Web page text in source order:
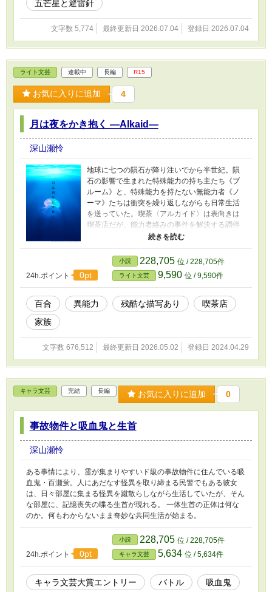
五芒星と避雷針
文字数 5,774 最終更新日 2026.07.04 登録日 2026.07.04
ライト文芸 連載中 長編 R15
お気に入りに追加 4
月は夜をかき抱く ―Alkaid―
深山瀬怜
地球に七つの隕石が降り注いでから半世紀。隕
石の影響で生まれた特殊能力の持ち主たち《ブ
ルーム》と、特殊能力を持たない無能力者《ノ
ーマ》たちは衝突を繰り返しながらも日常生活
を送っていた。喫茶〈アルカイド〉は表向きは
喫茶店だが、能力者絡みの事件を解決する調停
者《トラブルシューター》の仕事もしていた。
アルカイドに新人バイトとしてやってきた瀧口
星音は、そこでさまざまな事情を抱えた人たち
に出会う。
24h.ポイント
0pt
小説 228,705 位 / 228,705件
ライト文芸 9,590 位 / 9,590件
百合 異能力 残酷な描写あり
喫茶店
家族
文字数 676,512 最終更新日 2026.05.02 登録日 2024.04.29
キャラ文芸 完結 長編 お気に入りに追加 0
事故物件と吸血鬼と生首
深山瀬怜
ある事情により、霊が集まりやすいド級の事故物件に住んでいる吸
血鬼・百瀬蛍。人にあだなす怪異を取り締まる民警でもある彼女
は、日々部屋に集まる怪異を蹴散らしながら生活していたが、そん
な部屋に、記憶喪失の喋る生首が現れる。 一体生首の正体は何な
のか。何もわからないまま奇妙な共同生活が始まる。
24h.ポイント 0pt
小説 228,705 位 / 228,705件
キャラ文芸 5,634 位 / 5,634件
キャラ文芸大賞エントリー バトル
吸血鬼